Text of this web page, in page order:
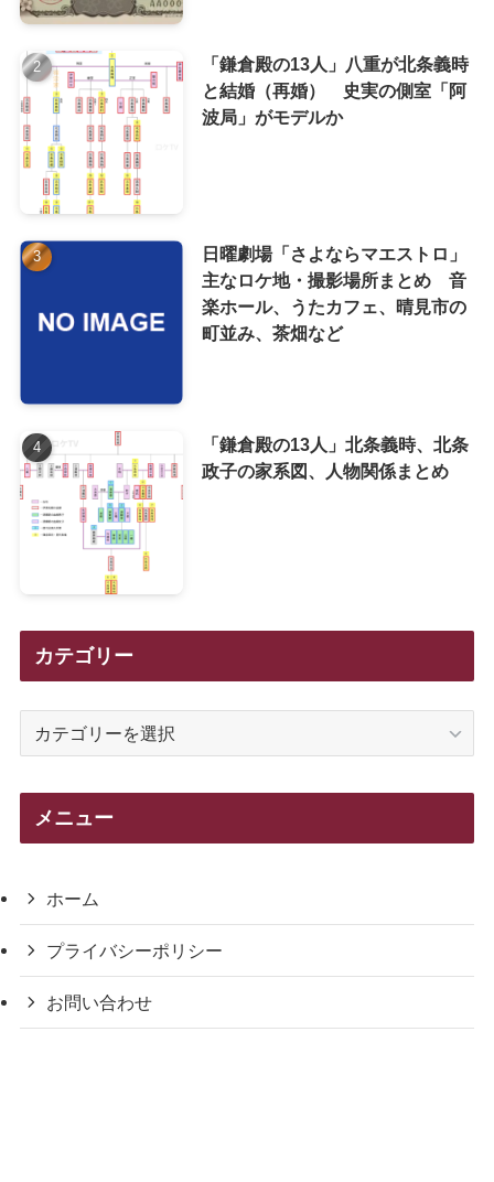
「鎌倉殿の13人」八重が北条義時
と結婚（再婚） 史実の側室「阿
波局」がモデルか
日曜劇場「さよならマエストロ」
主なロケ地・撮影場所まとめ 音
楽ホール、うたカフェ、晴見市の
町並み、茶畑など
「鎌倉殿の13人」北条義時、北条
政子の家系図、人物関係まとめ
カテゴリー
メニュー
ホーム
プライバシーポリシー
お問い合わせ